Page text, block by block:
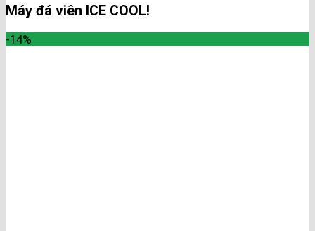
Máy đá viên ICE COOL!
-14%